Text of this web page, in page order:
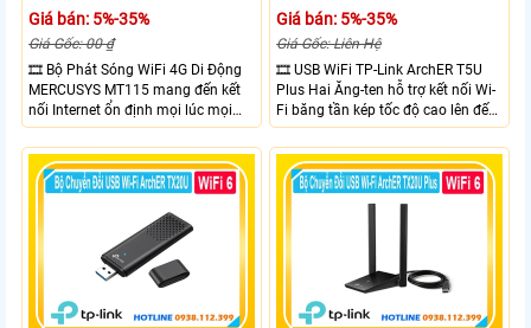
Giá bán: 5%-35%
Giá Gốc: 00 ₫
🎞 Bộ Phát Sóng WiFi 4G Di Động
MERCUSYS MT115 mang đến kết
nối Internet ổn định mọi lúc mọi
nơi với tốc độ 4G LTE tải xuống lên
đến 150Mbps. Chuẩn WiFi 6
AX300, pin 2400mAh hoạt động
đến 10 giờ và khả năng kết nối
Giá bán: 5%-35%
Giá Gốc: Liên Hệ
🎞 USB WiFi TP-Link ArchER T5U
Plus Hai Ăng-ten hỗ trợ kết nối Wi-
Fi băng tần kép tốc độ cao lên đến
1300 Mbps. Hai ăng-ten ngoài kết
hợp công nghệ Beamforming giúp
tăng cường tín hiệu và vùng phủ
sóng. USB 3.0 cho tốc độ truyền dữ
và cài đặt dễ dàng không cần đĩa
tư